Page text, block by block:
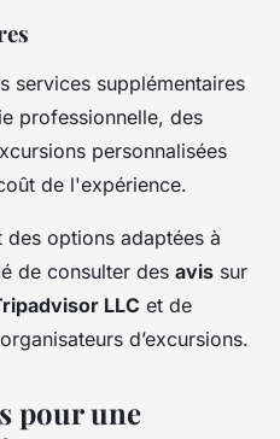
services supplémentaires
professionnelle, des
personnalisées
de l'expérience.
options adaptées à
de consulter des avis sur
LLC et de
d’excursions.
pour une